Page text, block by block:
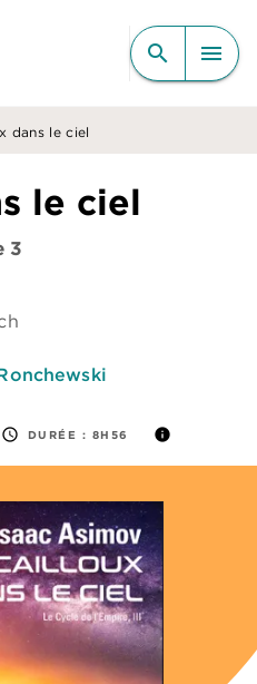
CONTENU
search menu
dans le ciel
le ciel
3
access_time DURÉE : 8H56 info